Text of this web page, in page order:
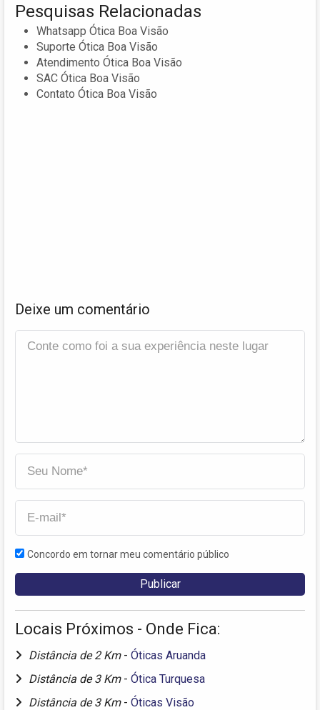
Pesquisas Relacionadas
Whatsapp Ótica Boa Visão
Suporte Ótica Boa Visão
Atendimento Ótica Boa Visão
SAC Ótica Boa Visão
Contato Ótica Boa Visão
Deixe um comentário
Concordo em tornar meu comentário público
Locais Próximos - Onde Fica:
Distância de 2 Km - Óticas Aruanda
Distância de 3 Km - Ótica Turquesa
Distância de 3 Km - Óticas Visão